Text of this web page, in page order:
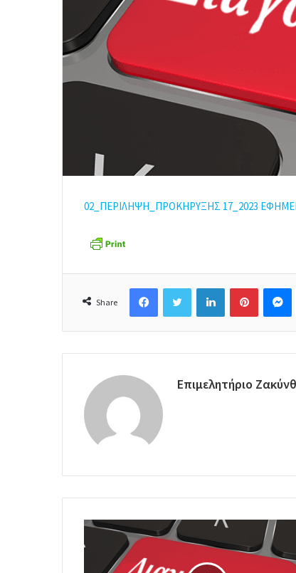
02_ΠΕΡΙΛΗΨΗ_ΠΡΟΚΗΡΥΞΗΣ 17_2023
Share
Επιμελητήριο